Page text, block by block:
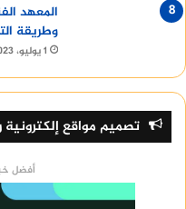
المعهد
وطريقة
1 يوليو، 2023
تصميم مواقع
أفضل